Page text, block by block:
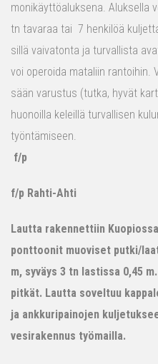
monikäyttöaluksena. Aluksella
tn tavaraa tai 7 henkilöä
sillä vaivatonta ja turvallista
voi operoida mataliin rantoihin.
sään varustus (tutka, hyvät
huonoilla keleillä turvallisen
työntämiseen.
f/p
f/p Rahti-Ahti
Lautta rakennettiin
ponttoonit muoviset putki/
m, syväys 3 tn lastissa 0,45
pitkät. Lautta soveltuu
ja ankkuripainojen
vesirakennus työmailla.